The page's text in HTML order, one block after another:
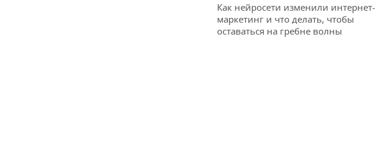
Как нейросети изменили интернет-
маркетинг и что делать, чтобы
оставаться на гребне волны